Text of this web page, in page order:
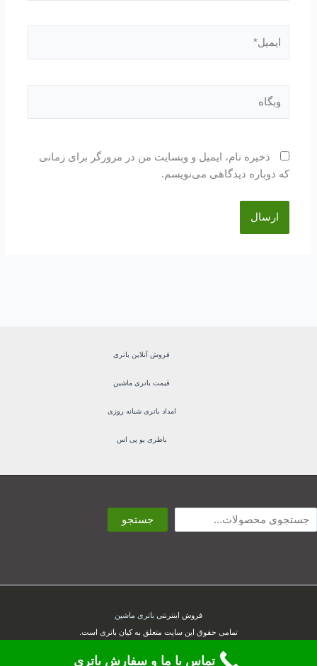
ذخیره نام، ایمیل و وبسایت من در مرورگر برای زمانی
که دوباره دیدگاهی می‌نویسم.
فروش آنلاین باتری
قیمت باتری ماشین
امداد باتری شبانه روزی
باطری یو پی اس
جستجو
فروش اینترنتی باتری ماشین
تمامی حقوق این سایت متعلق به کیان باتری است.
تماس با ما و سفارش باتری